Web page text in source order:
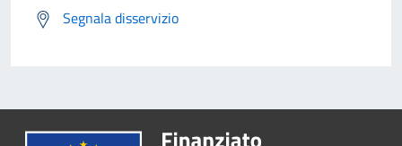
Segnala disservizio